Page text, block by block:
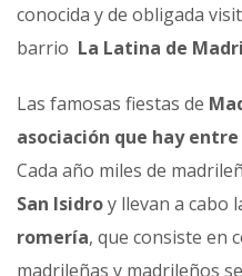
conocida y de obligada
barrio La Latina de
Las famosas fiestas de
asociación que hay
Cada año miles de
San Isidroy llevan a cabo
romería, que consiste en
madrileñas y madrileños